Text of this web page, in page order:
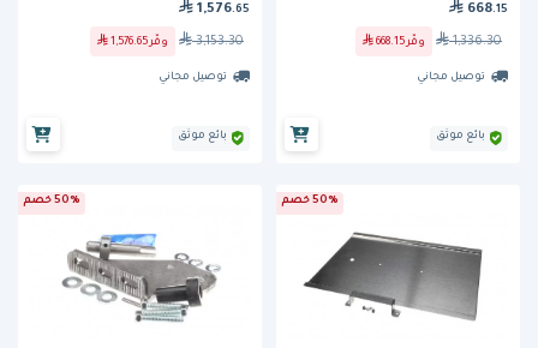
668.15
1,336.30 وفّر 668.15
توصيل مجاني
بائع موثق
1,576.65
3,153.30 وفّر 1,576.65
توصيل مجاني
بائع موثق
50% خصم 50% خصم